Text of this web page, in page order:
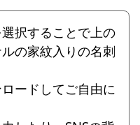
択することで上の
の家紋入りの名刺
ードしてご自由に